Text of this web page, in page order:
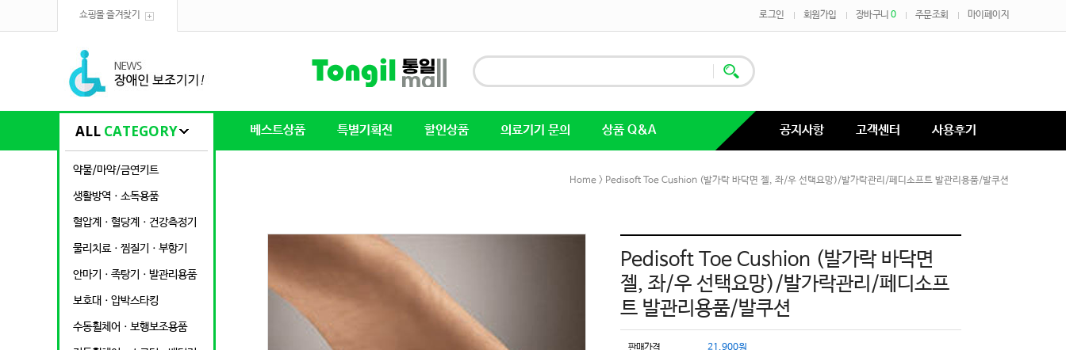
쇼핑몰 즐겨찾기 로그인 회원가입 장바구니 0 주문조회 마이페이지
ALL CATEGORY 베스트상품 특별기획전 할인상품 의료기기 문의 상품 Q&A 공지사항 고객센터 사용후기
약물/마약/금연키트
생활방역ㆍ소독용품
혈압계ㆍ혈당계ㆍ건강측정기
물리치료ㆍ찜질기ㆍ부항기
안마기ㆍ족탕기ㆍ발관리용품
보호대ㆍ압박스타킹
수동휠체어ㆍ보행보조용품
Home > Pedisoft Toe Cushion (발가락 바닥면 젤, 좌/우 선택요망)/발가락관리/페디소프트 발관리용품/발쿠션
Pedisoft Toe Cushion (발가락 바닥면
젤, 좌/우 선택요망)/발가락관리/페디소프
트 발관리용품/발쿠션
판매가격
21,900원